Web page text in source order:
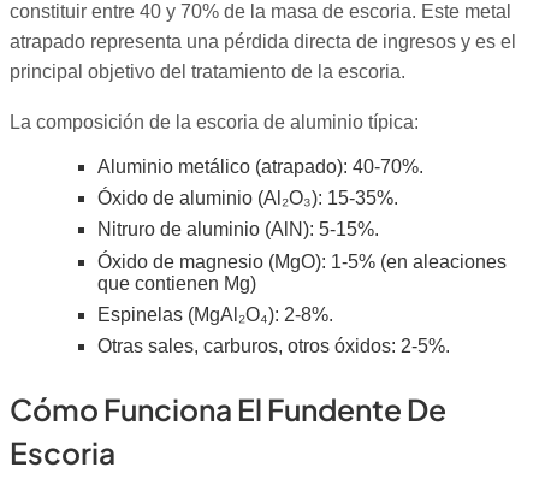
constituir entre 40 y 70% de la masa de escoria. Este metal
atrapado representa una pérdida directa de ingresos y es el
principal objetivo del tratamiento de la escoria.
La composición de la escoria de aluminio típica:
Aluminio metálico (atrapado): 40-70%.
Óxido de aluminio (Al₂O₃): 15-35%.
Nitruro de aluminio (AlN): 5-15%.
Óxido de magnesio (MgO): 1-5% (en aleaciones
que contienen Mg)
Espinelas (MgAl₂O₄): 2-8%.
Otras sales, carburos, otros óxidos: 2-5%.
Cómo Funciona El Fundente De
Escoria